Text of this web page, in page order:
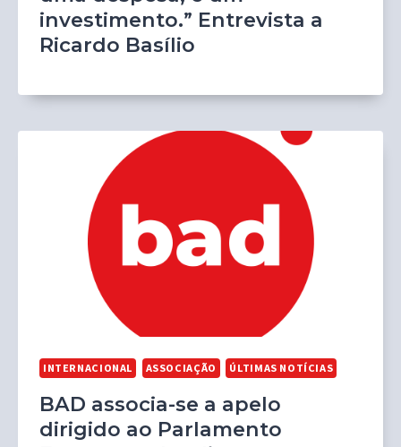
investimento.” Entrevista a
Ricardo Basílio
INTERNACIONAL ASSOCIAÇÃO ÚLTIMAS NOTÍCIAS
BAD associa-se a apelo
dirigido ao Parlamento